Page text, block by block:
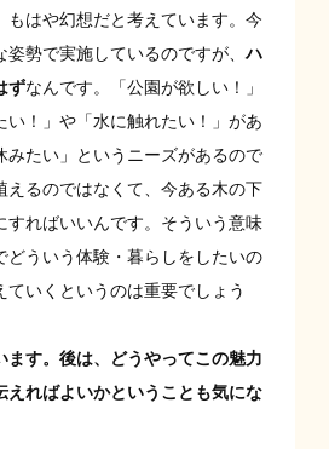
もはや幻想だと考えています。今
姿勢で実施しているのですが、ハ
ずなんです。「公園が欲しい！」
い！」や「水に触れたい！」があ
みたい」というニーズがあるので
えるのではなくて、今ある木の下
すればいいんです。そういう意味
どういう体験・暮らしをしたいの
ていくというのは重要でしょう
す。後は、どうやってこの魅力
えればよいかということも気にな